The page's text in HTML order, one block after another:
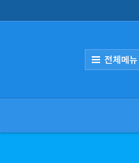
보유차량(편의시설) 현황
- 16인승 소형리무진